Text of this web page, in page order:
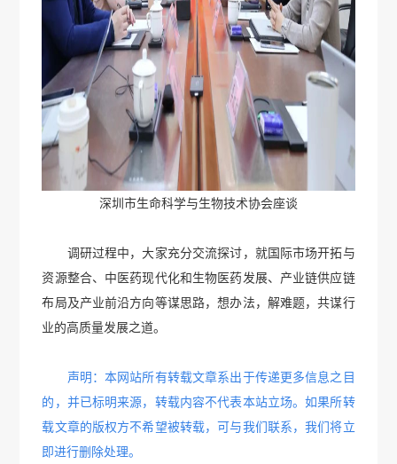
深圳市生命科学与生物技术协会座谈
调研过程中，大家充分交流探讨，就国际市场开拓与
资源整合、中医药现代化和生物医药发展、产业链供应链
布局及产业前沿方向等谋思路，想办法，解难题，共谋行
业的高质量发展之道。
声明：本网站所有转载文章系出于传递更多信息之目
的，并已标明来源，转载内容不代表本站立场。如果所转
载文章的版权方不希望被转载，可与我们联系，我们将立
即进行删除处理。